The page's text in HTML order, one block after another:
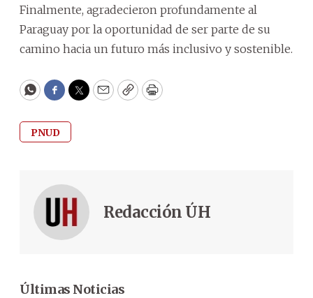
Finalmente, agradecieron profundamente al
Paraguay por la oportunidad de ser parte de su
camino hacia un futuro más inclusivo y sostenible.
WhatsApp
Facebook
Twitter
EmailCopyPrint
PNUD
Redacción ÚH
Últimas Noticias